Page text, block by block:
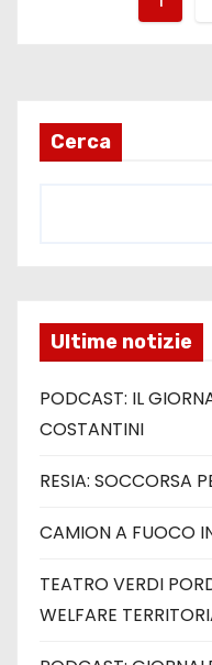
Cerca
Ultime notizie
PODCAST: IL
COSTANTINI
RESIA: SOCCORSA
CAMION A FUOCO
TEATRO VERDI
WELFARE